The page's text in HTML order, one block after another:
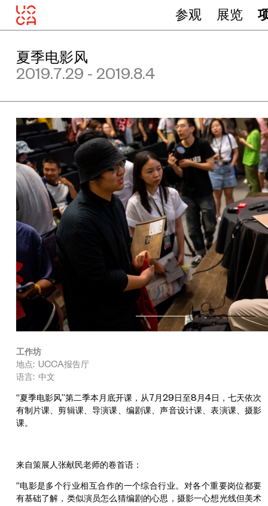
参观 展览
夏季电影风
2019.7.29 - 2019.8.4
工作坊
地点: UCCA报告厅
语言: 中文
“夏季电影风”第二季本月底开课，从7月29日至8月4日，七天依次
有制片课、剪辑课、导演课、编剧课、声音设计课、表演课、摄影
课。
来自策展人张献民老师的卷首语：
“电影是多个行业相互合作的一个综合行业。对各个重要岗位都要
有基础了解，类似演员怎么猜编剧的心思，摄影一心想光线但美术